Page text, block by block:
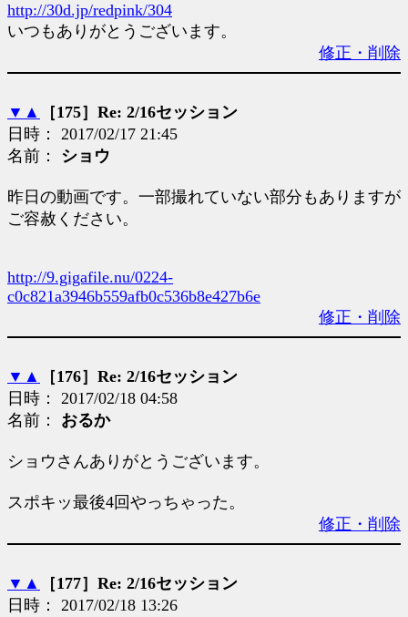
http://30d.jp/redpink/304
いつもありがとうございます。
修正・削除
▼ ▲
［175］Re: 2/16セッション
日時： 2017/02/17 21:45
名前： ショウ
昨日の動画です。一部撮れていない部分もありますが
ご容赦ください。
http://9.gigafile.nu/0224-
c0c821a3946b559afb0c536b8e427b6e
修正・削除
▼ ▲
［176］Re: 2/16セッション
日時： 2017/02/18 04:58
名前： おるか
ショウさんありがとうございます。
スポキッ最後4回やっちゃった。
修正・削除
▼ ▲
［177］Re: 2/16セッション
日時： 2017/02/18 13:26